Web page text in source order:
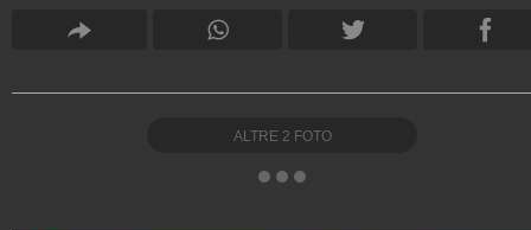
ALTRE 2 FOTO